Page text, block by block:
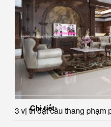
3 vị trí đặt cầu thang phạm
Chi tiết